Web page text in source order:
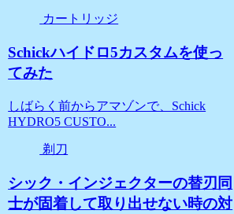
カートリッジ
Schickハイドロ5カスタムを使っ
てみた
しばらく前からアマゾンで、Schick
HYDRO5 CUSTO...
剃刀
シック・インジェクターの替刃同
士が固着して取り出せない時の対